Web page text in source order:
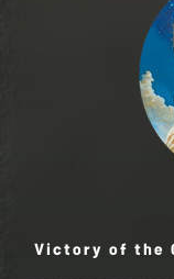
Victory of the